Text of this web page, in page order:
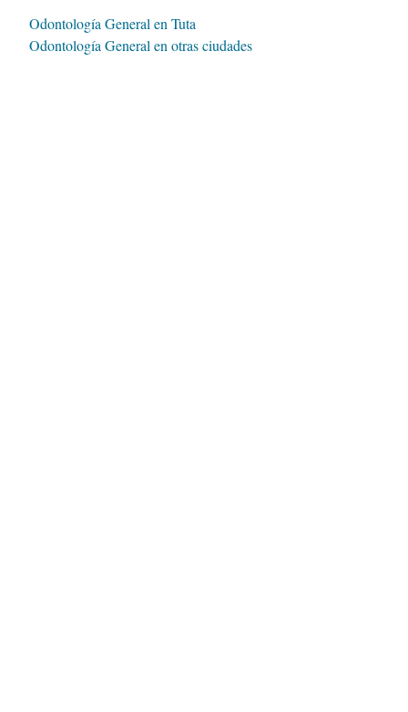
Odontología General en Tuta
Odontología General en otras ciudades